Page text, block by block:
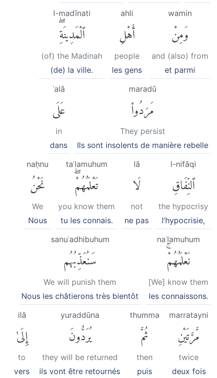
wamin
وَمِنْ
and (also) from
et parmi
ahli
أَهْلِ
people
les gens
l-madīnati
ٱلْمَدِينَةِۖ
(of) the Madinah
(de) la ville.
maradū
مَرَدُوا۟
They persist
Ils sont insolents de manière rebelle
ʿalā
عَلَى
in
dans
l-nifāqi
ٱلنِّفَاقِ
the hypocrisy
l’hypocrisie,
lā
لَا
not
ne pas
taʿlamuhum
تَعْلَمُهُمْۖ
you know them
tu les connais.
naḥnu
نَحْنُ
We
Nous
naʿlamuhum
نَعْلَمُهُمْۚ
[We] know them
les connaissons.
sanuʿadhibuhum
سَنُعَذِّبُهُم
We will punish them
Nous les châtierons très bientôt
marratayni
مَّرَّتَيْنِ
twice
deux fois
thumma
ثُمَّ
then
puis
yuraddūna
يُرَدُّونَ
they will be returned
ils vont être retournés
ilā
إِلَىٰ
to
vers